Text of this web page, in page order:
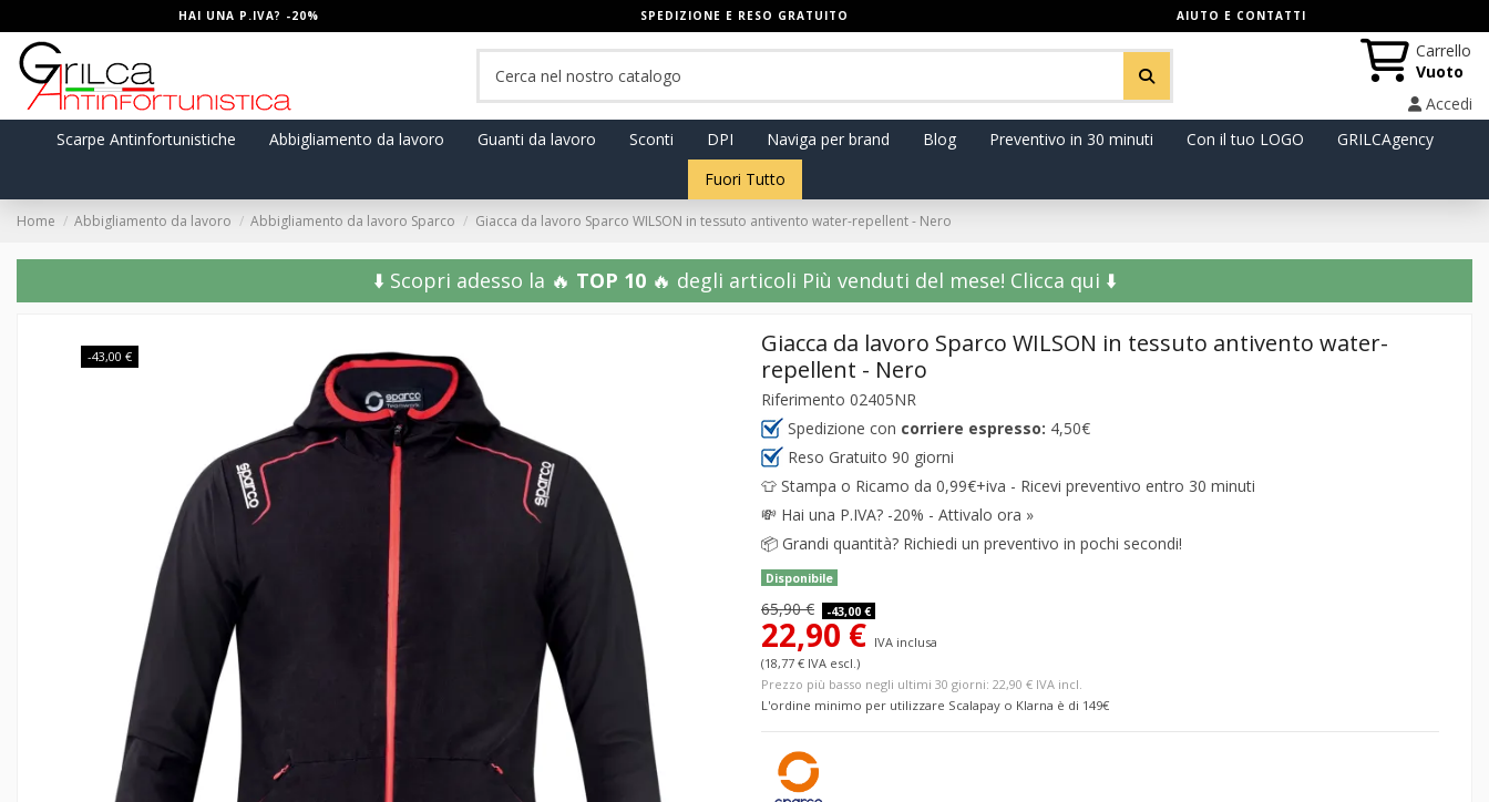
HAI UNA P.IVA? -20% SPEDIZIONE E RESO GRATUITO AIUTO E CONTATTI
Carrello
Vuoto
Accedi
Scarpe Antinfortunistiche
Abbigliamento da lavoro Guanti da lavoro Sconti DPI Naviga per brand Blog Preventivo in 30 minuti Con il tuo LOGO
GRILCAgency
Fuori Tutto
Home Abbigliamento da lavoro Abbigliamento da lavoro Sparco Giacca da lavoro Sparco WILSON in tessuto antivento water-repellent - Nero
⬇️ Scopri adesso la 🔥 TOP 10🔥 degli articoli Più venduti del mese!️ Clicca qui ⬇️
-43,00 €
Giacca da lavoro Sparco WILSON in tessuto antivento water-
repellent - Nero
Riferimento 02405NR
Spedizione con corriere espresso: 4,50€
Reso Gratuito 90 giorni
👕 Stampa o Ricamo da 0,99€+iva - Ricevi preventivo entro 30 minuti
💸 Hai una P.IVA? -20% - Attivalo ora »
📦 Grandi quantità? Richiedi un preventivo in pochi secondi!
Disponibile
65,90 € -43,00 €
22,90 € IVA inclusa
(18,77 € IVA escl.)
Prezzo più basso negli ultimi 30 giorni: 22,90 € IVA incl.
L'ordine minimo per utilizzare Scalapay o Klarna è di 149€